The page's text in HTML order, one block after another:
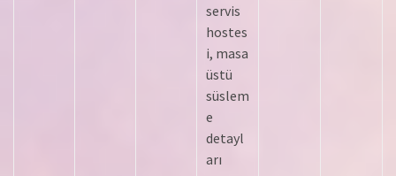
servis
hostes
i, masa
üstü
süslem
e
detayl
arı